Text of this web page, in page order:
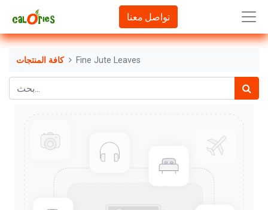
تواصل معنا
كافة المنتجات Fine Jute Leaves